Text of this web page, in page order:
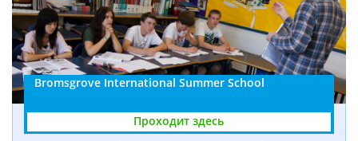
Bromsgrove International Summer School